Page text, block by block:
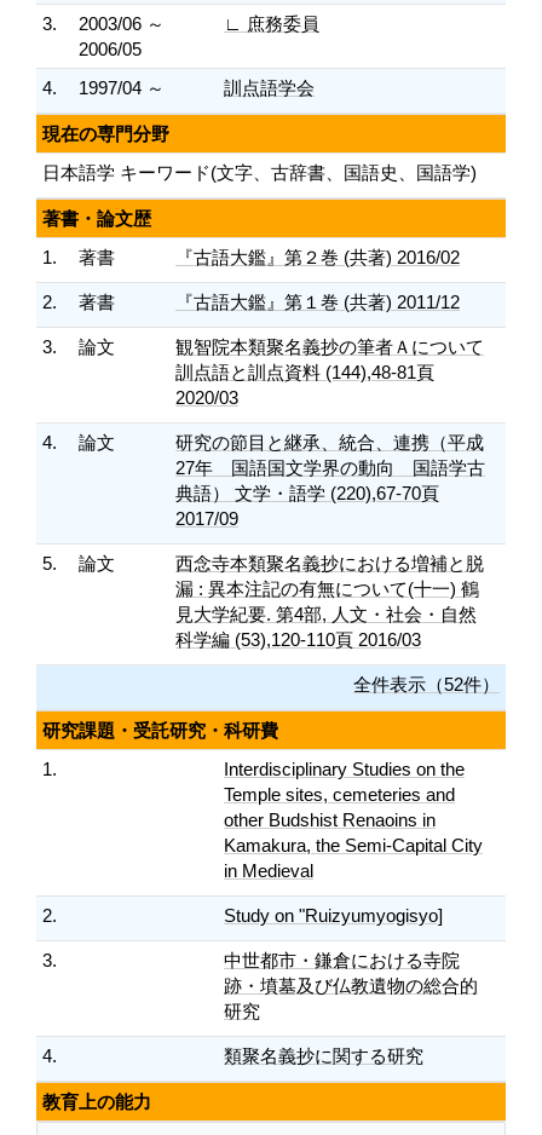
3.
2003/06 ～
2006/05
∟ 庶務委員
4. 1997/04 ～ 訓点語学会
現在の専門分野
日本語学 キーワード(文字、古辞書、国語史、国語学)
著書・論文歴
1.
著書 『古語大鑑』第２巻 (共著) 2016/02
2. 著書 『古語大鑑』第１巻 (共著) 2011/12
3. 論文
観智院本類聚名義抄の筆者Ａについて
訓点語と訓点資料 (144),48-81頁
2020/03
4. 論文
研究の節目と継承、統合、連携（平成
27年 国語国文学界の動向 国語学古
典語） 文学・語学 (220),67-70頁
2017/09
5. 論文
西念寺本類聚名義抄における増補と脱
漏 : 異本注記の有無について(十一) 鶴
見大学紀要. 第4部, 人文・社会・自然
科学編 (53),120-110頁 2016/03
全件表示（52件）
研究課題・受託研究・科研費
1.
Interdisciplinary Studies on the
Temple sites, cemeteries and
other Budshist Renaoins in
Kamakura, the Semi-Capital City
in Medieval
2. Study on "Ruizyumyogisyo]
3.
中世都市・鎌倉における寺院
跡・墳墓及び仏教遺物の総合的
研究
4. 類聚名義抄に関する研究
教育上の能力